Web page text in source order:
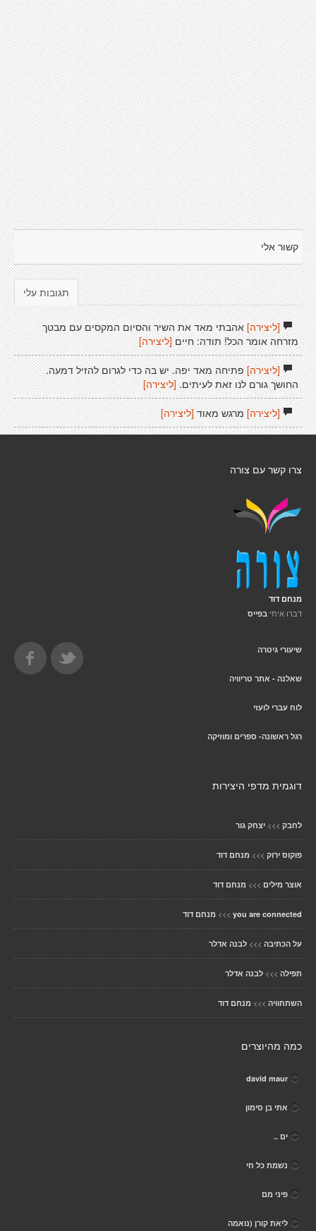
קשור אלי
תגובות עלי
[ליצירה]אהבתי מאד את השיר והסיום המקסים עם מבטך
מזרחה אומר הכל! תודה: חיים [ליצירה]
[ליצירה]פתיחה מאד יפה. יש בה כדי לגרום להזיל דמעה.
החושך גורם לנו זאת לעיתים. [ליצירה]
[ליצירה]מרגש מאוד[ליצירה]
צרו קשר עם צורה
מנחם דוד
דברו איתי בפייס
שיעורי גיטרה
שאלנה - אתר טריוויה
לוח עברי לועזי
רגל ראשונה- ספרים ומוזיקה
דוגמית מדפי היצירות
לחבק >>> יצחק גור
פוקוס ירוק >>> מנחם דוד
אוצר מילים >>> מנחם דוד
you are connected
>>> מנחם דוד
על הכתיבה >>> לבנה אדלר
תפילה >>> לבנה אדלר
השתחוויה >>> מנחם דוד
כמה מהיוצרים
david maur
אתי בן סימון
ים ..
נשמת כל חי
פיני מם
ליאת קורן (נואמה